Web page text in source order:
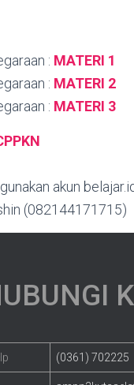
: MATERI 1
: MATERI 2
: MATERI 3
akun
(082144171715)
(0361) 702225